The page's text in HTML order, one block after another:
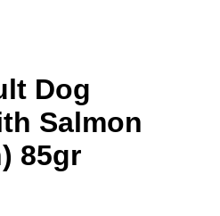
Dog
Salmon
85gr